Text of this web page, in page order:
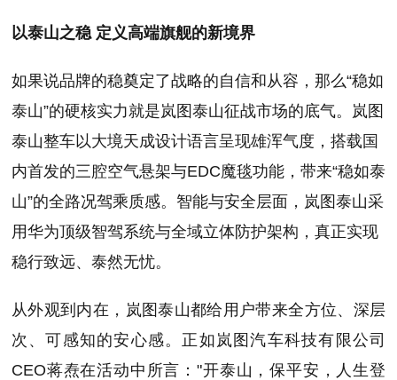
以泰山之稳 定义高端旗舰的新境界
如果说品牌的稳奠定了战略的自信和从容，那么“稳如
泰山”的硬核实力就是岚图泰山征战市场的底气。岚图
泰山整车以大境天成设计语言呈现雄浑气度，搭载国
内首发的三腔空气悬架与EDC魔毯功能，带来“稳如泰
山”的全路况驾乘质感。智能与安全层面，岚图泰山采
用华为顶级智驾系统与全域立体防护架构，真正实现
稳行致远、泰然无忧。
从外观到内在，岚图泰山都给用户带来全方位、深层
次、可感知的安心感。正如岚图汽车科技有限公司
CEO蒋焘在活动中所言："开泰山，保平安，人生登